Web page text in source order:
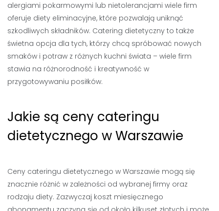
alergiami pokarmowymi lub nietolerancjami wiele firm
oferuje diety eliminacyjne, które pozwalają uniknąć
szkodliwych składników. Catering dietetyczny to także
świetna opcja dla tych, którzy chcą spróbować nowych
smaków i potraw z różnych kuchni świata – wiele firm
stawia na różnorodność i kreatywność w
przygotowywaniu posiłków.
Jakie są ceny cateringu
dietetycznego w Warszawie
Ceny cateringu dietetycznego w Warszawie mogą się
znacznie różnić w zależności od wybranej firmy oraz
rodzaju diety. Zazwyczaj koszt miesięcznego